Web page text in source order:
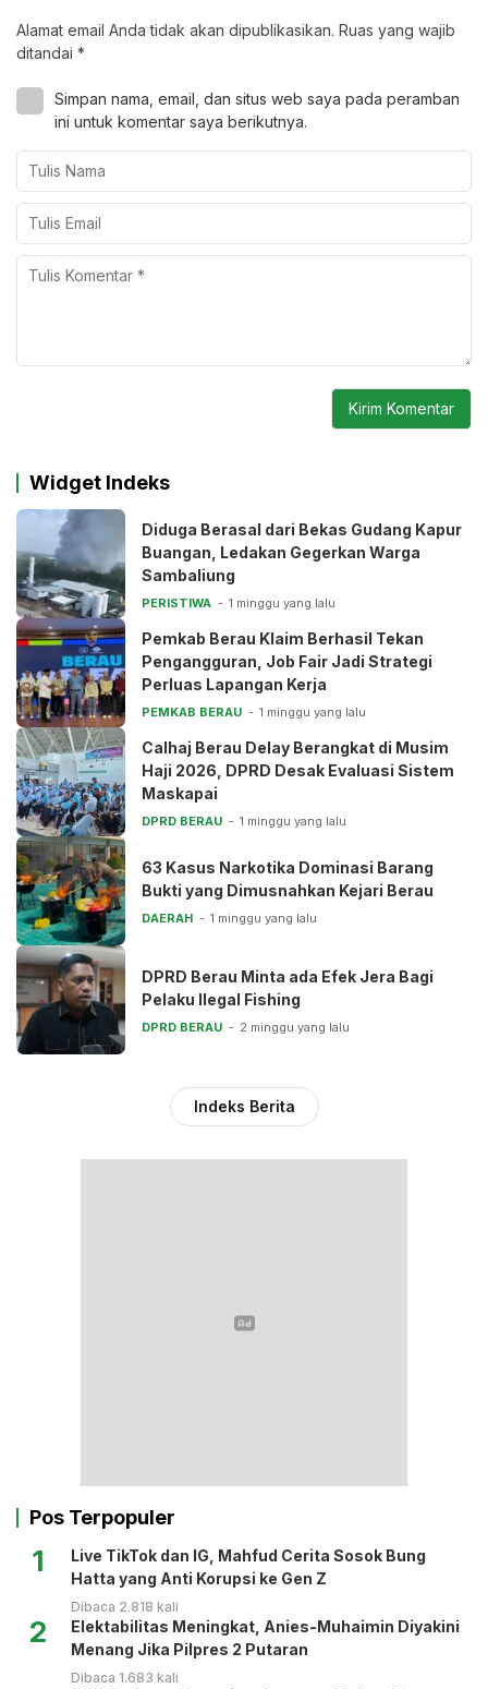
Alamat email Anda tidak akan dipublikasikan. Ruas yang wajib
ditandai *
Simpan nama, email, dan situs web saya pada peramban
ini untuk komentar saya berikutnya.
Widget Indeks
Diduga Berasal dari Bekas Gudang Kapur
Buangan, Ledakan Gegerkan Warga
Sambaliung
PERISTIWA 1 minggu yang lalu
Pemkab Berau Klaim Berhasil Tekan
Pengangguran, Job Fair Jadi Strategi
Perluas Lapangan Kerja
PEMKAB BERAU 1 minggu yang lalu
Calhaj Berau Delay Berangkat di Musim
Haji 2026, DPRD Desak Evaluasi Sistem
Maskapai
DPRD BERAU 1 minggu yang lalu
63 Kasus Narkotika Dominasi Barang
Bukti yang Dimusnahkan Kejari Berau
DAERAH 1 minggu yang lalu
DPRD Berau Minta ada Efek Jera Bagi
Pelaku Ilegal Fishing
DPRD BERAU 2 minggu yang lalu
Indeks Berita
Pos Terpopuler
1
Live TikTok dan IG, Mahfud Cerita Sosok Bung
Hatta yang Anti Korupsi ke Gen Z
Dibaca 2.818 kali
2
Elektabilitas Meningkat, Anies-Muhaimin Diyakini
Menang Jika Pilpres 2 Putaran
Dibaca 1.683 kali